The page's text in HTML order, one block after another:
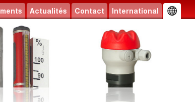
Actualités Contact International